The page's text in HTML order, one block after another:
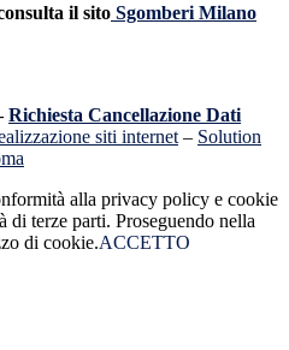
il sito Sgomberi Milano
Richiesta Cancellazione Dati
siti internet – Solution
alla privacy policy e cookie
di terze parti. Proseguendo nella
di cookie.ACCETTO